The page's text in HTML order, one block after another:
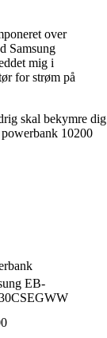
over
Samsung
mig i
for strøm på
skal bekymre dig
10200
EB-